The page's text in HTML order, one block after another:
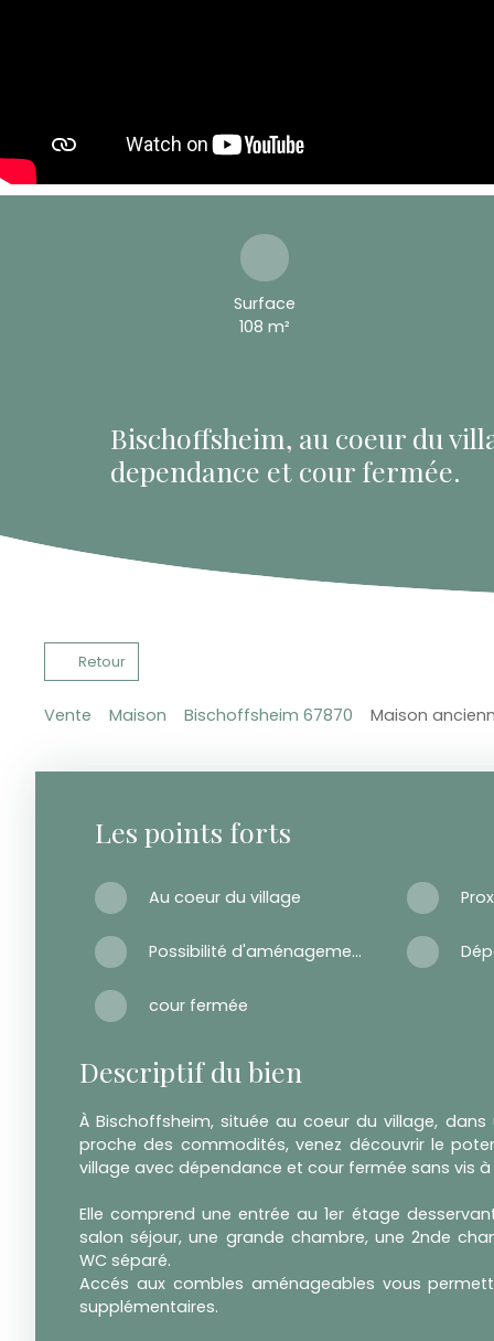
Surface
108m²
Bischoffsheim, au coeur du
dependance et cour fermée.
Retour
Vente Maison Bischoffsheim 67870 Maison
Les points forts
Au coeur du village
Possibilité d'aménagement supplémentaire
cour fermée
Descriptif du bien
À Bischoffsheim, située au coeur du village,
proche des commodités, venez découvrir le
village avec dépendance et cour fermée sans vis à
Elle comprend une entrée au 1er étage
salon séjour, une grande chambre, une 2nde
WC séparé.
Accés aux combles aménageables vous
supplémentaires.